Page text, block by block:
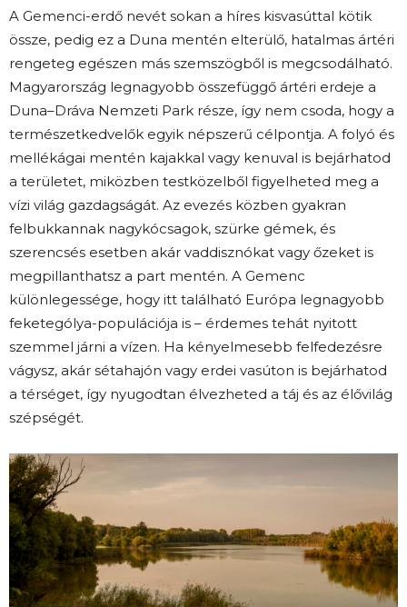
A Gemenci-erdő nevét sokan a híres kisvasúttal kötik
össze, pedig ez a Duna mentén elterülő, hatalmas ártéri
rengeteg egészen más szemszögből is megcsodálható.
Magyarország legnagyobb összefüggő ártéri erdeje a
Duna–Dráva Nemzeti Park része, így nem csoda, hogy a
természetkedvelők egyik népszerű célpontja. A folyó és
mellékágai mentén kajakkal vagy kenuval is bejárhatod
a területet, miközben testközelből figyelheted meg a
vízi világ gazdagságát. Az evezés közben gyakran
felbukkannak nagykócsagok, szürke gémek, és
szerencsés esetben akár vaddisznókat vagy őzeket is
megpillanthatsz a part mentén. A Gemenc
különlegessége, hogy itt található Európa legnagyobb
feketególya-populációja is – érdemes tehát nyitott
szemmel járni a vízen. Ha kényelmesebb felfedezésre
vágysz, akár sétahajón vagy erdei vasúton is bejárhatod
a térséget, így nyugodtan élvezheted a táj és az élővilág
szépségét.